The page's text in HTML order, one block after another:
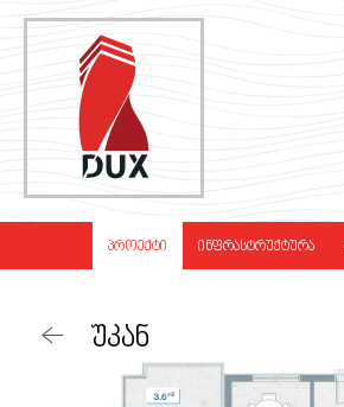
ᲛᲗᲐᲕᲐᲠᲘ
ᲞᲠᲝᲔᲥᲢᲔᲑᲘ
ᲞᲠᲝᲔᲥᲢᲘ ᲘᲜᲤᲠᲐᲡᲢᲠᲣᲥᲢᲣᲠᲐ
ᲣᲙᲐᲜ